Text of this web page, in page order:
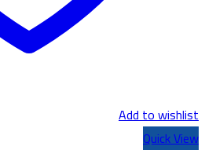
Add to wishlist
Quick View